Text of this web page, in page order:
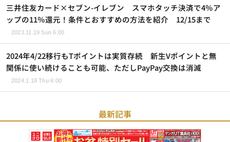
三井住友カード×セブン-イレブン スマホタッチ決済で4％ア
ップの11％還元！条件とおすすめの方法を紹介 12/15まで
2023.11.19 Sun 6:00
2024年4/22移行もTポイントは実質存続 新生Vポイントと無
関係に使い続けることも可能、ただしPayPay交換は消滅
2024.1.18 Thu 6:00
最新記事